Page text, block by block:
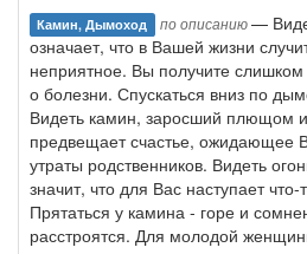
Камин, Дымоход по описанию—
означает, что в Вашей жизни
неприятное. Вы получите
о болезни. Спускаться вниз по
Видеть камин, заросший плющом
предвещает счастье, ожидающее
утраты родственников. Видеть
значит, что для Вас наступает
Прятаться у камина - горе и
расстроятся. Для молодой